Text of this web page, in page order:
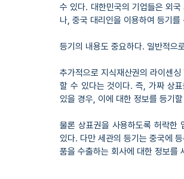
수 있다. 대한민국의 기업들은 외
나, 중국 대리인을 이용하여 등기를
등기의 내용도 중요하다. 일반적으
추가적으로 지식재산권의 라이센
할 수 있다는 것이다. 즉, 가짜 상
있을 경우, 이에 대한 정보를 등기
물론 상표권을 사용하도록 허락한
있다. 다만 세관의 등기는 중국에
품을 수출하는 회사에 대한 정보를